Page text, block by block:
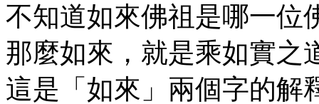
不知道如來佛祖是哪一位
那麼如來，就是乘如實之
這是「如來」兩個字的解